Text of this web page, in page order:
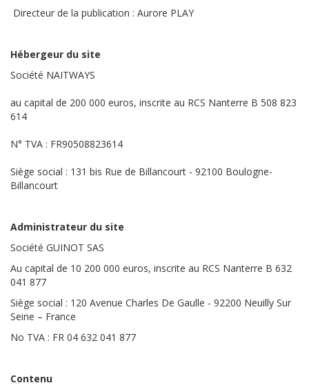
Directeur de la publication : Aurore PLAY
Hébergeur du site
Société NAITWAYS
au capital de 200 000 euros, inscrite au RCS Nanterre B 508 823
614
N° TVA : FR90508823614
Siège social : 131 bis Rue de Billancourt - 92100 Boulogne-
Billancourt
Administrateur du site
Société GUINOT SAS
Au capital de 10 200 000 euros, inscrite au RCS Nanterre B 632
041 877
Siège social : 120 Avenue Charles De Gaulle - 92200 Neuilly Sur
Seine – France
No TVA : FR 04 632 041 877
Contenu